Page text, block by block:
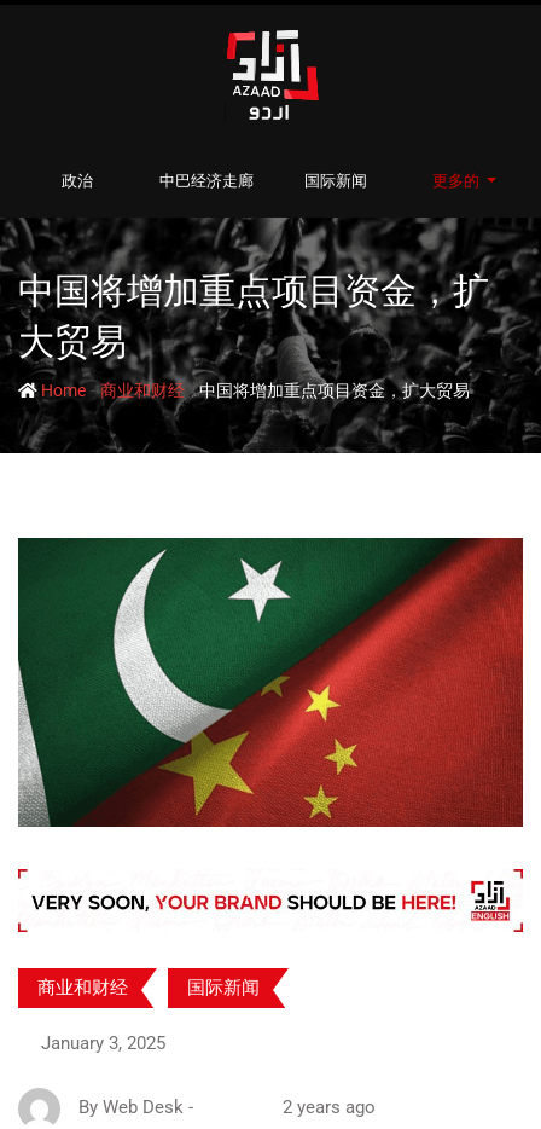
政治 中巴经济走廊 国际新闻 更多的
中国将增加重点项目资金，扩
大贸易
Home -商业和财经-中国将增加重点项目资金，扩大贸易
商业和财经 国际新闻
January 3, 2025
By Web Desk - 2 years ago